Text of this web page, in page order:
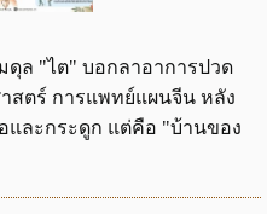
ล "ไต" บอกลาอาการปวด
สตร์ การแพทย์แผนจีน หลัง
และกระดูก แต่คือ "บ้านของ